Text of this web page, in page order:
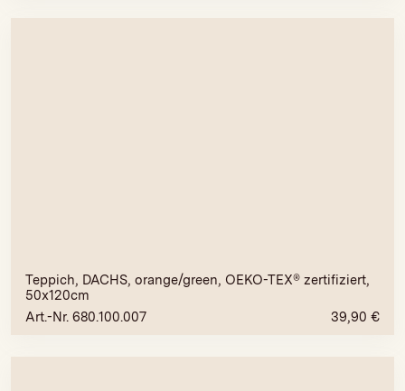
Teppich, DACHS, orange/green, OEKO-TEX® zertifiziert,
50x120cm
Art.-Nr. 680.100.007
39,90 €